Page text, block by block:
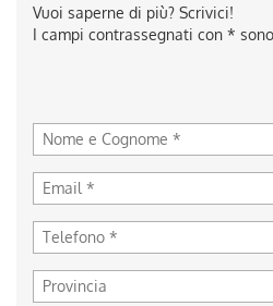
Vuoi saperne di più? Scrivici!
I campi contrassegnati con *